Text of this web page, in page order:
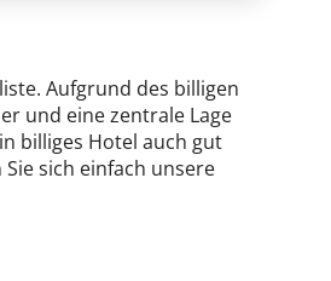
Aufgrund des billigen
und eine zentrale Lage
billiges Hotel auch gut
sich einfach unsere